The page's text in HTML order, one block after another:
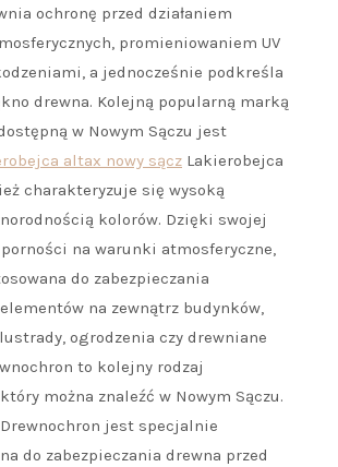
ochronę przed działaniem
promieniowaniem UV
a jednocześnie podkreśla
drewna. Kolejną popularną marką
w Nowym Sączu jest
altax nowy sącz Lakierobejca
charakteryzuje się wysoką
kolorów. Dzięki swojej
na warunki atmosferyczne,
do zabezpieczania
na zewnątrz budynków,
ogrodzenia czy drewniane
to kolejny rodzaj
można znaleźć w Nowym Sączu.
jest specjalnie
do zabezpieczania drewna przed